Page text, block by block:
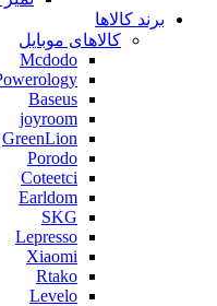
برند کالاها
کالاهای موبایل
Mcdodo
Baseus
joyroom
GreenLion
Porodo
Coteetci
Earldom
SKG
Lepresso
Xiaomi
Rtako
Levelo